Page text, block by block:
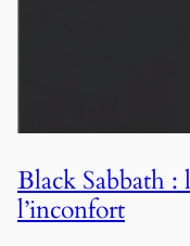
Black Sabbath :
l’inconfort